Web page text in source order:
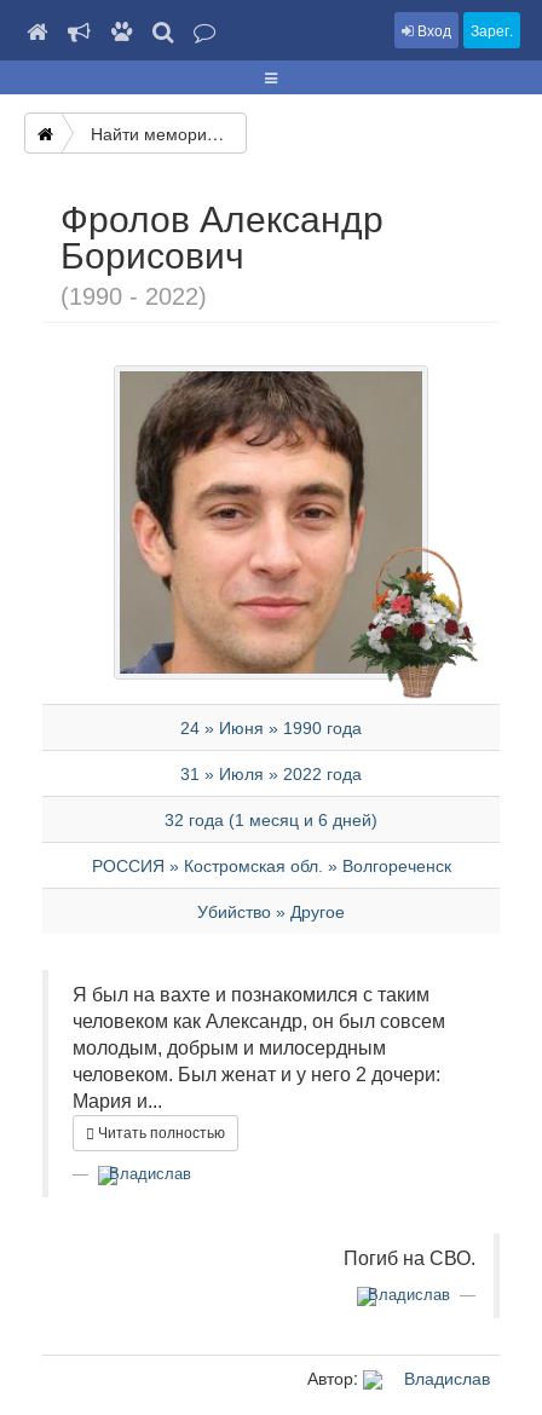
Вход Зарег.
Найти мемориал
Фролов Александр
Борисович
(1990 - 2022)
24 » Июня » 1990 года
31 » Июля » 2022 года
32 года (1 месяц и 6 дней)
РОССИЯ » Костромская обл. » Волгореченск
Убийство » Другое
Я был на вахте и познакомился с таким
человеком как Александр, он был совсем
молодым, добрым и милосердным
человеком. Был женат и у него 2 дочери:
Мария и...
Читать полностью
Владислав
Погиб на СВО.
Владислав
Автор: Владислав